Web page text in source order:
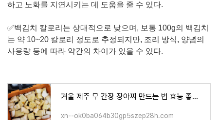
하고 노화를 지연시키는 데 도움을 줄 수 있다.
✅백김치 칼로리 는 상대적으로 낮으며, 보통 100g의 백김치
는 약 10~20 칼로리 정도로 추정되지만, 조리 방식, 양념의
사용량 등에 따라 약간의 차이가 있을 수 있다.
겨울 제주 무 간장 장아찌 만드는 법 효능 좋은 무 황금 비율
xn--ok0ba064b30gp5szep28h.com